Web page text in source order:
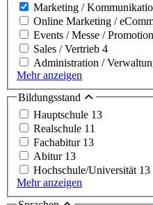
Marketing /
Online Marketing /
Events / Messe /
Sales / Vertrieb 4
Administration /
Mehr anzeigen
Bildungsstand
Hauptschule 13
Realschule 11
Fachabitur 13
Abitur 13
Hochschule/Universität 13
Mehr anzeigen